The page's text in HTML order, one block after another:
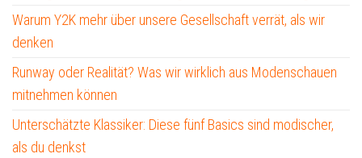
Warum Y2K mehr über unsere Gesellschaft verrät, als wir
denken
Runway oder Realität? Was wir wirklich aus Modenschauen
mitnehmen können
Unterschätzte Klassiker: Diese fünf Basics sind modischer,
als du denkst